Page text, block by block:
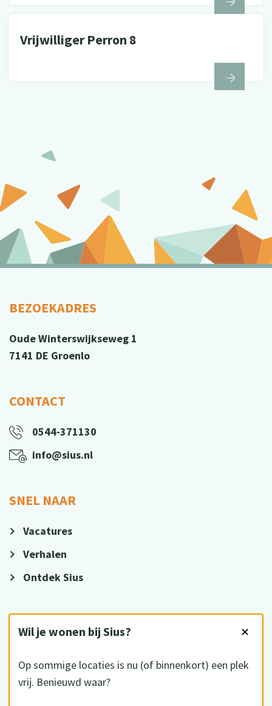
Wil je wonen bij Sius? ✕
Op sommige locaties is nu (of binnenkort) een plek
vrij. Benieuwd waar?
Vrijwilliger Perron 8
BEZOEKADRES
Oude Winterswijkseweg 1
7141 DE Groenlo
CONTACT
0544-371130
info@sius.nl
SNEL NAAR
Vacatures
Verhalen
Ontdek Sius